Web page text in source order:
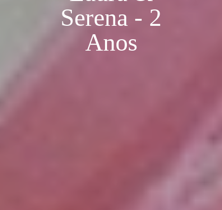
Serena - 2
Anos